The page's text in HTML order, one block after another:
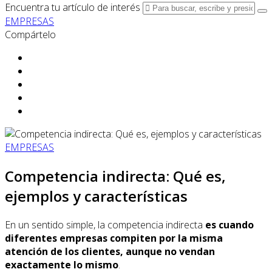
Encuentra tu artículo de interés
EMPRESAS
Compártelo
EMPRESAS
Competencia indirecta: Qué es,
ejemplos y características
En un sentido simple, la competencia indirecta es cuando
diferentes empresas compiten por la misma
atención de los clientes, aunque no vendan
exactamente lo mismo.